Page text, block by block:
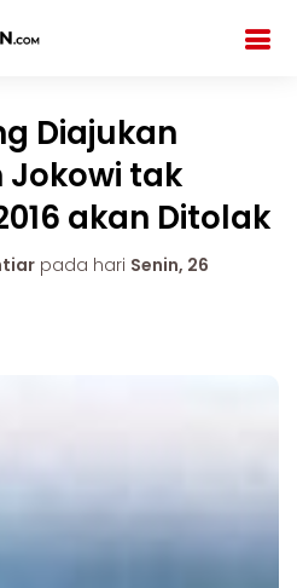
Diajukan
Jokowi tak
akan Ditolak
pada hari Senin, 26